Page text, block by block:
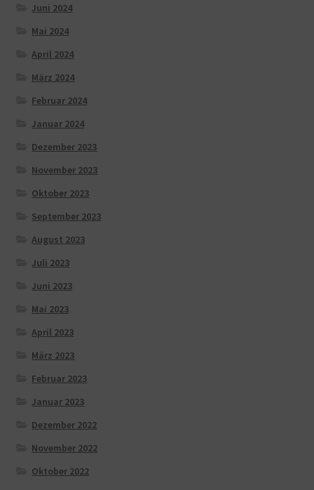
Juni 2024
Mai 2024
April 2024
März 2024
Februar 2024
Januar 2024
Dezember 2023
November 2023
Oktober 2023
September 2023
August 2023
Juli 2023
Juni 2023
Mai 2023
April 2023
März 2023
Februar 2023
Januar 2023
Dezember 2022
November 2022
Oktober 2022